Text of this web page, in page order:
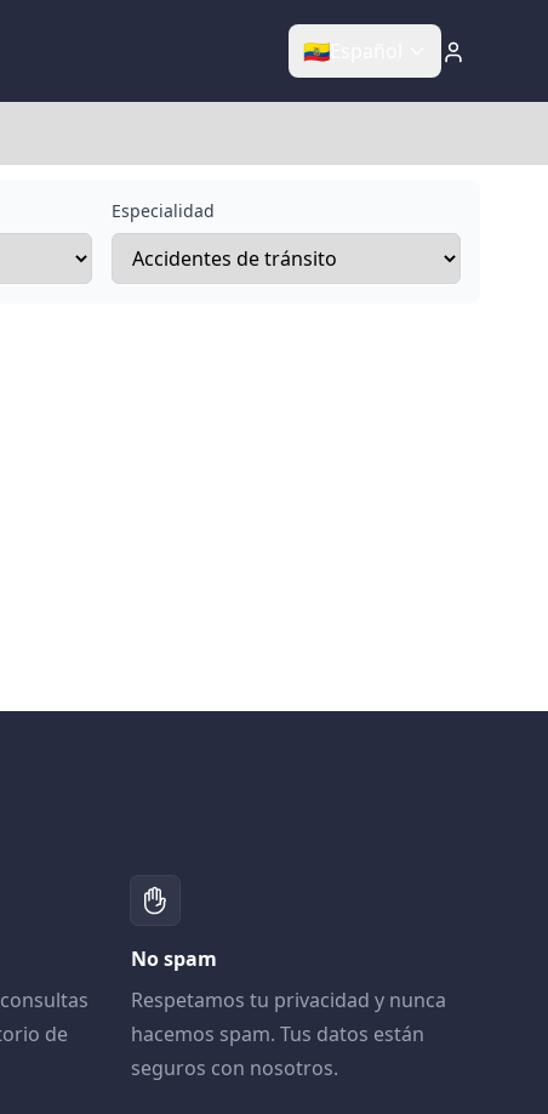
🇪🇨
Especialidad
de
No spam
Respetamos tu privacidad y nunca
hacemos spam. Tus datos están
seguros con nosotros.